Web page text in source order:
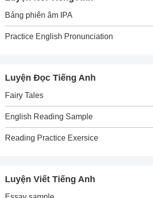
Bảng phiên âm IPA
Practice English Pronunciation
Luyện Đọc Tiếng Anh
Fairy Tales
English Reading Sample
Reading Practice Exersice
Luyện Viết Tiếng Anh